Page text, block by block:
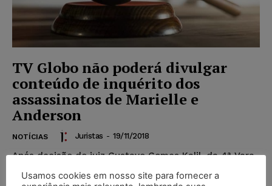
TV Globo não poderá divulgar
conteúdo de inquérito dos
assassinatos de Marielle e
Anderson
NOTÍCIAS Juristas - 19/11/2018
Após decisão do juiz Gustavo Gomes Kalil, da 4ª Vara
conteúdo do inquérito que apura os assassinatos da
Usamos cookies em nosso site para fornecer a